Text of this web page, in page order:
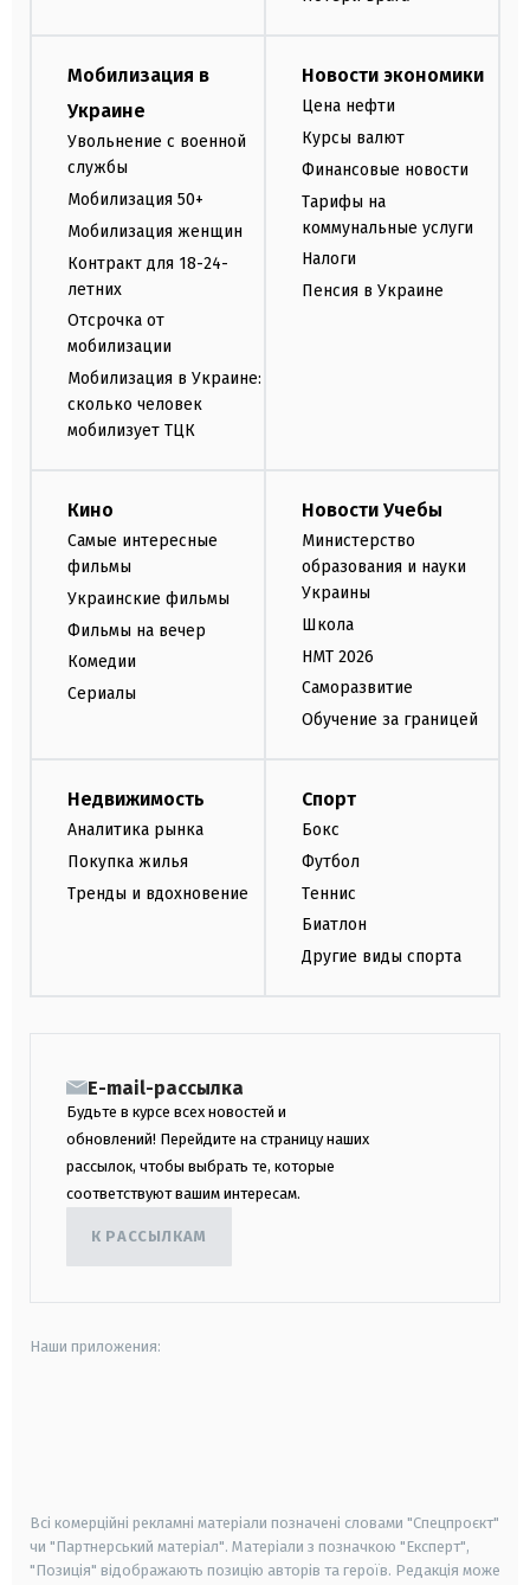
Мобилизация в
Украине
Увольнение с военной
службы
Мобилизация 50+
Мобилизация женщин
Контракт для 18-24-
летних
Отсрочка от
мобилизации
Мобилизация в Украине:
сколько человек
мобилизует ТЦК
Новости экономики
Цена нефти
Курсы валют
Финансовые новости
Тарифы на
коммунальные услуги
Налоги
Пенсия в Украине
Кино
Самые интересные
фильмы
Украинские фильмы
Фильмы на вечер
Комедии
Сериалы
Новости Учебы
Министерство
образования и науки
Украины
Школа
НМТ 2026
Саморазвитие
Обучение за границей
Недвижимость
Аналитика рынка
Покупка жилья
Тренды и вдохновение
Спорт
Бокс
Футбол
Теннис
Биатлон
Другие виды спорта
E-mail-рассылка
Будьте в курсе всех новостей и
обновлений! Перейдите на страницу наших
рассылок, чтобы выбрать те, которые
соответствуют вашим интересам.
К РАССЫЛКАМ
Наши приложения:
Всі комерційні рекламні матеріали позначені словами "Спецпроєкт"
чи "Партнерський матеріал". Матеріали з позначкою "Експерт",
"Позиція" відображають позицію авторів та героїв. Редакція може